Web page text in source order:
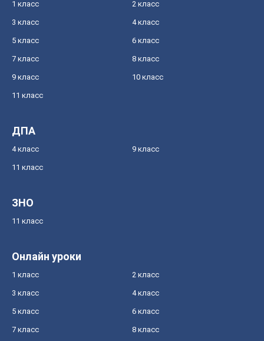
1 класс 2 класс
3 класс 4 класс
5 класс 6 класс
7 класс 8 класс
9 класс 10 класс
11 класс
ДПА
4 класс 9 класс
11 класс
ЗНО
11 класс
Онлайн уроки
1 класс 2 класс
3 класс 4 класс
5 класс 6 класс
7 класс 8 класс